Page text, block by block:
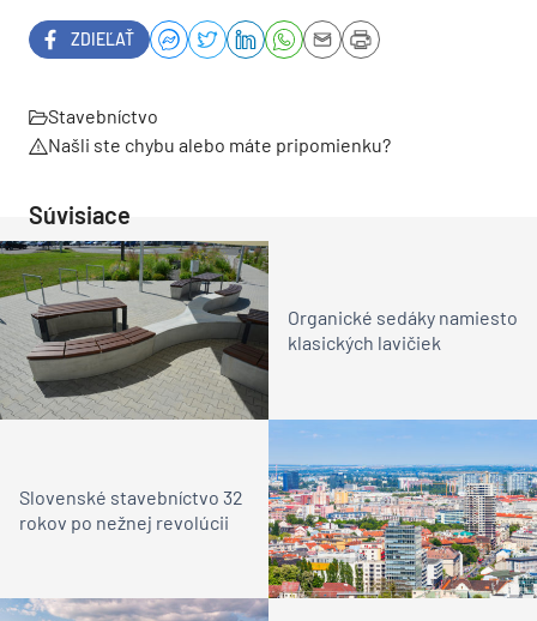
ZDIEĽAŤ
Stavebníctvo
Našli ste chybu alebo máte pripomienku?
Súvisiace
Organické sedáky namiesto
klasických lavičiek
Slovenské stavebníctvo 32
rokov po nežnej revolúcii